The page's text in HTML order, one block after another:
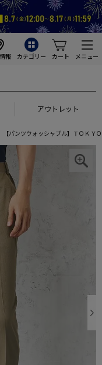
報 カテゴリー カート メニュー
アウトレット
【パンツウォッシャブル】ＴＯＫＹ